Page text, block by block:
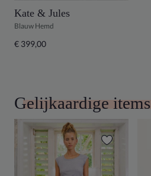
Kate & Jules
Blauw Hemd
€ 399,00
Gelijkaardige items